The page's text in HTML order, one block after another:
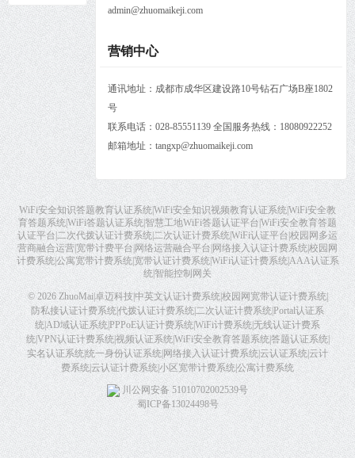
admin@zhuomaikeji.com
营销中心
通讯地址：成都市成华区建设路10号钻石广场B座1802
号
联系电话：028-85551139 全国服务热线：18080922252
邮箱地址：tangxp@zhuomaikeji.com
WiFi安全知识答题教育认证系统|WiFi安全知识视频教育认证系统|WiFi安全教
育答题系统|WiFi答题认证系统|智慧工地WiFi答题认证平台|WiFi安全教育答题
认证平台|二次代拨认证计费系统|二次认证计费系统|WiFi认证平台|校园网多运
营商融合运营|宽带计费平台|网络运营融合平台|网络接入认证计费系统|校园网
计费系统|公寓宽带计费系统|宽带认证计费系统|WiFi认证计费系统|AAA认证系
统|智能控制网关
© 2026ZhuoMai|卓迈科技|中英文认证计费系统|校园网宽带认证计费系统|
防私接认证计费系统|代拨认证计费系统|二次认证计费系统|Portal认证系
统|AD域认证系统|PPPoE认证计费系统|WiFi计费系统|无线认证计费系
统|VPN认证计费系统|视频认证系统|WiFi安全教育答题系统|答题认证系统|
实名认证系统|统一身份认证系统|网络接入认证计费系统|云认证系统|云计
费系统|云认证计费系统|小区宽带计费系统|公寓计费系统
川公网安备 51010702002539号
蜀ICP备13024498号